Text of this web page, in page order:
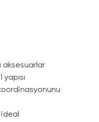
aksesuarlar